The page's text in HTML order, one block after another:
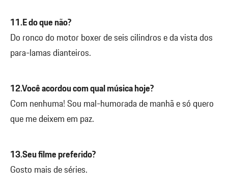
11.E do que não?
Do ronco do motor boxer de seis cilindros e da vista dos
para-lamas dianteiros.
12.Você acordou com qual música hoje?
Com nenhuma! Sou mal-humorada de manhã e só quero
que me deixem em paz.
13.Seu filme preferido?
Gosto mais de séries.